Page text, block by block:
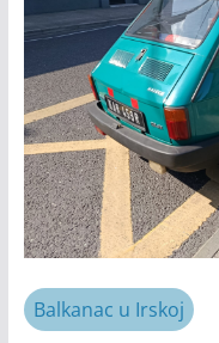
Balkanac u Irskoj